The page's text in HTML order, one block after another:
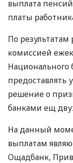
выплата
платы
По
комиссией
Национального
решение о
банками ещ
На данный
выплатам
Ощадбанк,